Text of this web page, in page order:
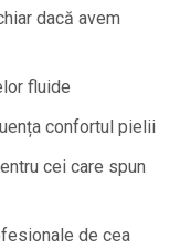
dacă avem
fluide
confortul pielii
cei care spun
de cea